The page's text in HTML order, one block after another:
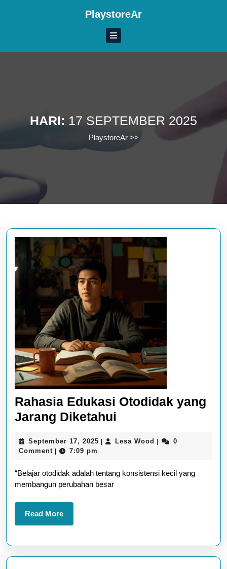
PlaystoreAr
HARI: 17 SEPTEMBER 2025
PlaystoreAr>>
Rahasia Edukasi Otodidak yang
Jarang Diketahui
Otodidak
Jarang
September 17, 2025 September
Lesa Wood Lesa 0
Comment
7:09 pm
“Belajar otodidak adalah tentang konsistensi kecil yang
membangun perubahan besar
Read MoreRead
More